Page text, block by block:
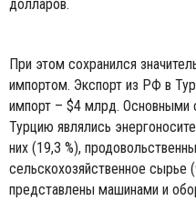
долларов.
При этом сохранился
импортом. Экспорт из РФ в
импорт – $4 млрд. Основными
Турцию являлись
них (19,3 %),
сельскохозяйственное сырье
представлены машинами и